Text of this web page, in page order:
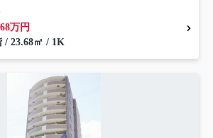
万円
/ 23.68㎡ / 1K